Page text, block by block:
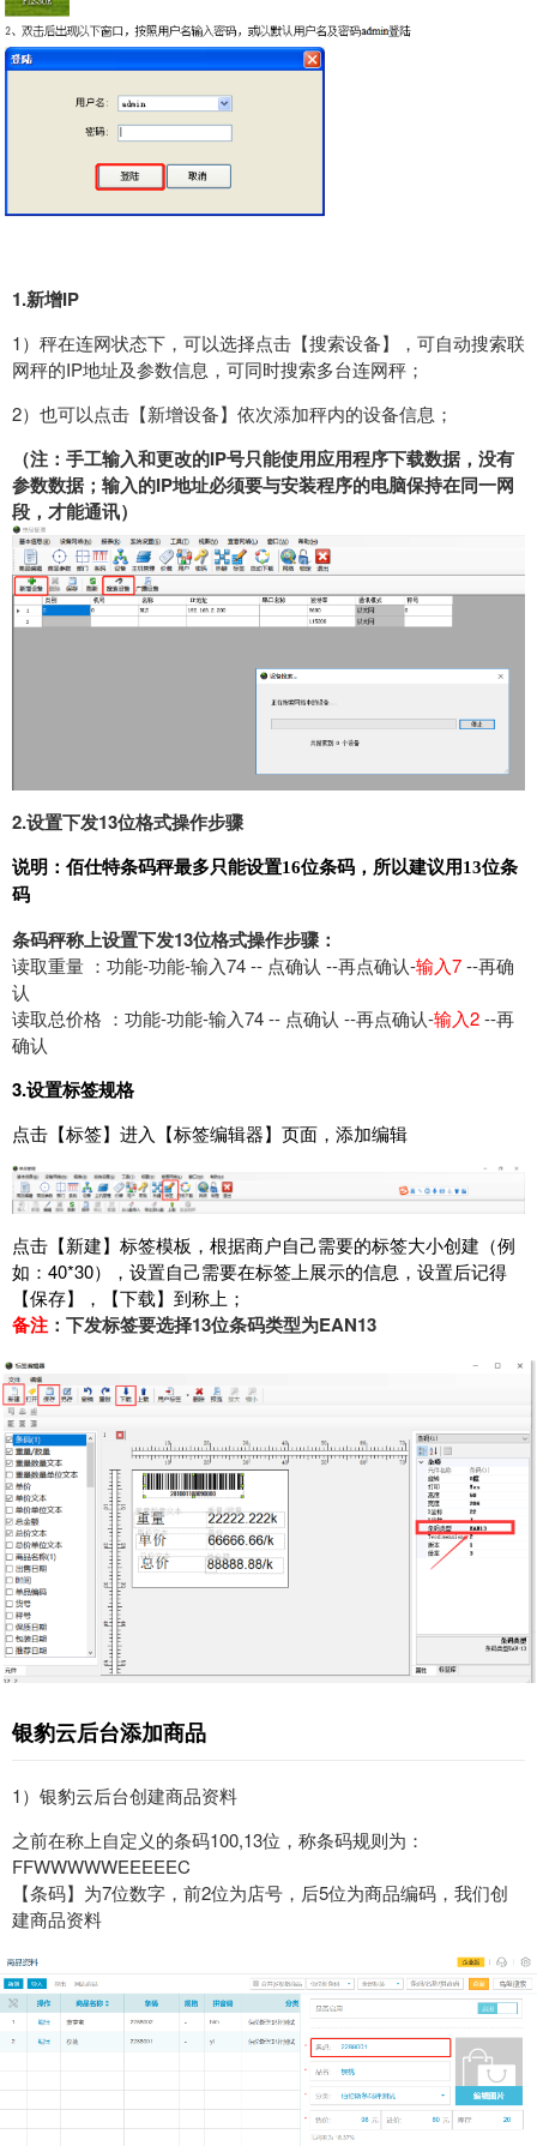
1.新增IP
1）秤在连网状态下，可以选择点击【搜索设备】，可自动搜索联
网秤的IP地址及参数信息，可同时搜索多台连网秤；
2）也可以点击【新增设备】依次添加秤内的设备信息；
（注：手工输入和更改的IP号只能使用应用程序下载数据，没有
参数数据；输入的IP地址必须要与安装程序的电脑保持在同一网
段，才能通讯）
2.设置下发13位格式操作步骤
说明：佰仕特条码秤最多只能设置16位条码，所以建议用13位条
码
条码秤称上设置下发13位格式操作步骤：
读取重量 ：功能-功能-输入74 -- 点确认 --再点确认-输入7--再确
认
读取总价格 ：功能-功能-输入74 -- 点确认 --再点确认-输入2--再
确认
3.设置标签规格
点击【标签】进入【标签编辑器】页面，添加编辑
点击【新建】标签模板，根据商户自己需要的标签大小创建（例
如：40*30），设置自己需要在标签上展示的信息， 设置后记得
【保存】，【下载】到称上；
备注 ：下发标签要选择13位条码类型为EAN13
银豹云后台添加商品
1）银豹云后台创建商品资料
之前在称上自定义的条码100,13位，称条码规则为：
FFWWWWWEEEEEC
【条码】为7位数字，前2位为店号，后5位为商品编码，我们创
建商品资料